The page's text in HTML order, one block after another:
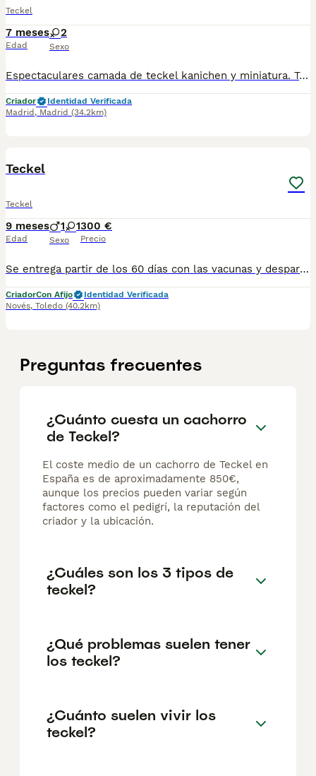
Teckel
7 meses
Edad
2
Sexo
Espectaculares camada de teckel kanichen y miniatura. Todos los cachorritos se entregan con unos dos meses y medio de edad y sus vacunas correspondientes, desparasitados interna y externamente, con certificado de salud, y garantía tanto por enfermedad vírica como congénito genética. Posibilidad de entregar en toda España mediante transporte propio preparado para animales y con chofer privado. Los precios pueden variar según las características y morfología de cada cachorro. Añádenos al whats app o llámanos, y encantados atenderemos todas tus dudas y consultas. Teléfono / Whats app: 641 92 23 90
Criador
Identidad Verificada
Madrid , Madrid (34.2km)
Teckel
Teckel
9 meses
Edad
1 1
Sexo
300 €
Precio
Se entrega partir de los 60 días con las vacunas y desparasitsciones correspondientes a su edad. 698979889 para más información En el precio n es incluido el iva
CriadorCon Afijo
Identidad Verificada
Novés, Toledo (40.2km)
Preguntas frecuentes
¿Cuánto cuesta un cachorro
de Teckel?
El coste medio de un cachorro de Teckel en
España es de aproximadamente 850€,
aunque los precios pueden variar según
factores como el pedigrí, la reputación del
criador y la ubicación.
¿Cuáles son los 3 tipos de
teckel?
¿Qué problemas suelen tener
los teckel?
¿Cuánto suelen vivir los
teckel?